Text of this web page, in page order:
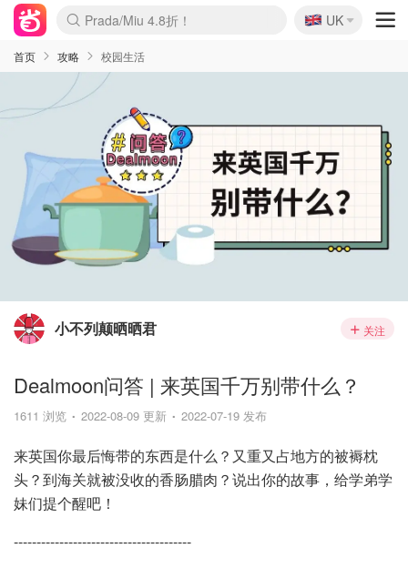
麦卢卡蜂蜜夏促！个位数！
Prada/Miu 4.8折！
啥？必胜客披萨5折！
🇬🇧
UK
首页 攻略 校园生活
小不列颠晒晒君 关注
Dealmoon问答 | 来英国千万别带什么？
1611 浏览 2022-08-09 更新 2022-07-19 发布
来英国你最后悔带的东西是什么？又重又占地方的被褥枕
头？到海关就被没收的香肠腊肉？说出你的故事，给学弟学
妹们提个醒吧！
---------------------------------------